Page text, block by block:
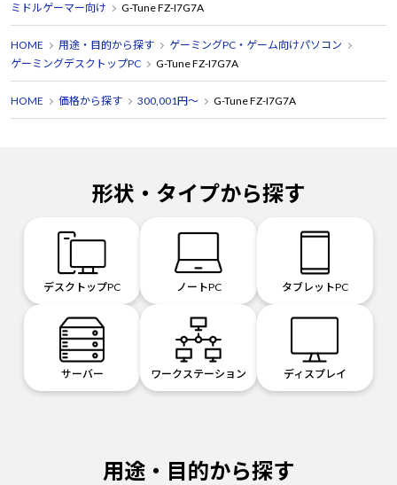
ミドルゲーマー向け
G-Tune FZ-I7G7A
HOME 用途・目的から探す
ゲーミングPC・ゲーム向けパソコン
ゲーミングデスクトップPC
G-Tune FZ-I7G7A
HOME 価格から探す 300,001円～ G-Tune FZ-I7G7A
形状・タイプから探す
デスクトップPC ノートPC タブレットPC
サーバー ワークステーション ディスプレイ
用途・目的から探す